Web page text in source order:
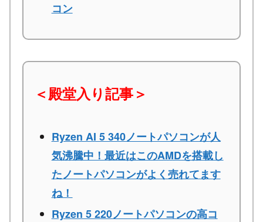
コン
＜殿堂入り記事＞
Ryzen AI 5 340ノートパソコンが人
気沸騰中！最近はこのAMDを搭載し
たノートパソコンがよく売れてます
ね！
Ryzen 5 220ノートパソコンの高コ